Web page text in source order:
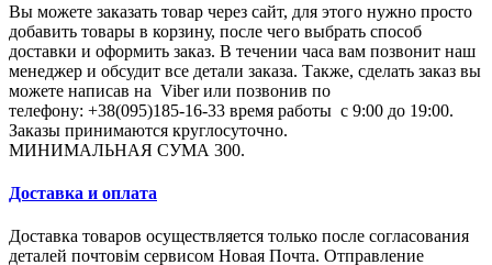
Вы можете заказать товар через сайт, для этого нужно просто
добавить товары в корзину, после чего выбрать способ
доставки и оформить заказ. В течении часа вам позвонит наш
менеджер и обсудит все детали заказа. Также, сделать заказ вы
можете написав на Viber или позвонив по
телефону: +38(095)185-16-33 время работы с 9:00 до 19:00.
Заказы принимаются круглосуточно.
МИНИМАЛЬНАЯ СУМА 300.
Доставка и оплата
Доставка товаров осуществляется только после согласования
деталей почтовім сервисом Новая Почта. Отправление